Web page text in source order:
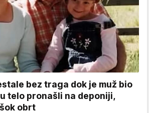
bez traga dok je muž bio
telo pronašli na deponiji,
obrt